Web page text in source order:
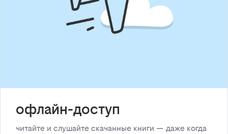
офлайн-доступ
читайте и слушайте скачанные книги — даже когда